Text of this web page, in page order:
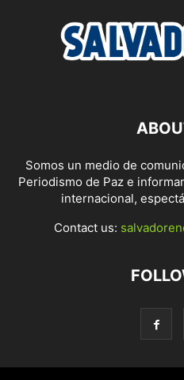
Somos un medio de
Periodismo de Paz e
internacional,
Contact us: